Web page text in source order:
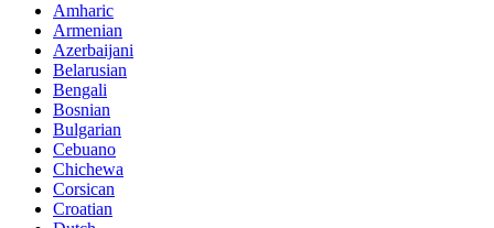
Amharic
Armenian
Azerbaijani
Belarusian
Bengali
Bosnian
Bulgarian
Cebuano
Chichewa
Corsican
Croatian